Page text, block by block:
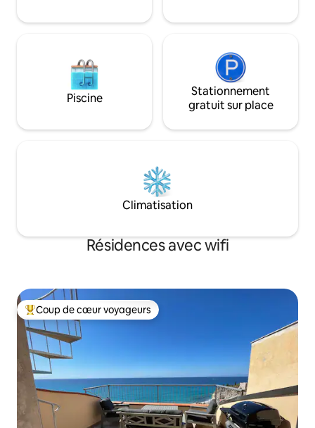
Piscine
Stationnement
gratuit sur place
Climatisation
Résidences avec wifi
Coups de cœur voyageurs les plus appréciés
Coup de cœur voyageurs